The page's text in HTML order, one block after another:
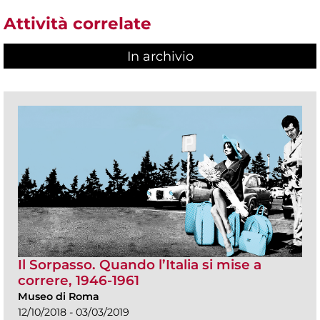
Attività correlate
In archivio
Il Sorpasso. Quando l’Italia si mise a
correre, 1946-1961
Museo di Roma
12/10/2018 - 03/03/2019